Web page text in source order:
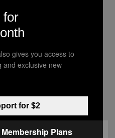
Komunitas Horizon
for
gives you access to
and exclusive new
for $2
Plans